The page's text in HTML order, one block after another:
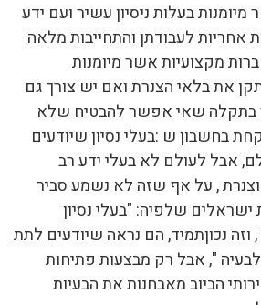
בעלות ניסיון עשיר ועם ידע
אחריות לעבודתן והתחייבות מלאה
מקצועיות אשר מיומנות
את בלאי הצנרת ואם יש צורך גם
בתקלה שאי אפשר להבטיח שלא
בחשבון ש :בעלי נסיון שיודעים
אבל לעולם לא בעלי ידע רב
וצנרת , על אף שזה לא נשמע סביר
ישראלים שלפיה: "בעלי נסיון
נכוןתמיד, הם נראה שיודעים לתת
לבעיה ", אבל רק מבצעות פתיחות
הביוב מאבחנות את הבעיות